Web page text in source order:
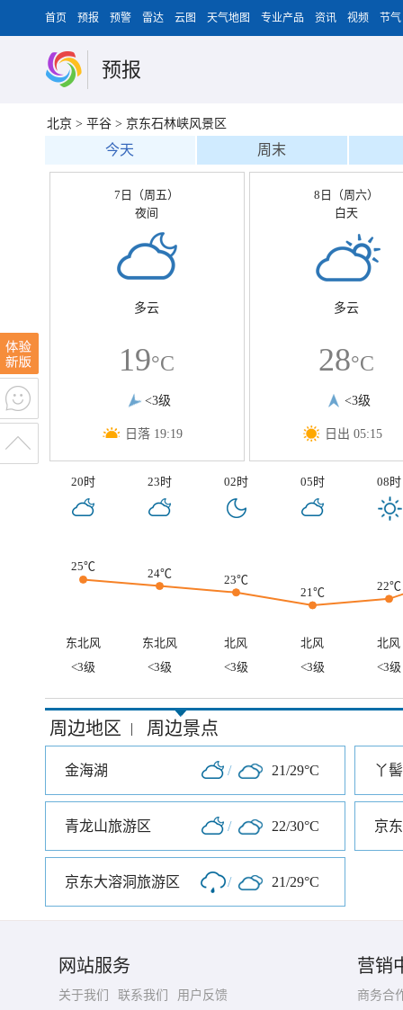
首页 预报 预警 雷达 云图 天气地图 专业产品 资讯 视频 节气
预报
北京 > 平谷 > 京东石林峡风景区
今天 周末
7日（周五）
夜间
多云
19°C
<3级
日落 19:19
8日（周六）
白天
多云
28°C
<3级
日出 05:15
20时 23时 02时 05时 08时
25℃ 24℃
23℃
21℃
22℃
东北风 东北风 北风 北风
北风
<3级
<3级 <3级 <3级 <3级
周边地区 | 周边景点
金海湖 / 21/29°C 丫
青龙山旅游区 / 22/30°C 京
京东大溶洞旅游区 / 21/29°C
网站服务
关于我们 联系我们
用户反馈
营销
商务合